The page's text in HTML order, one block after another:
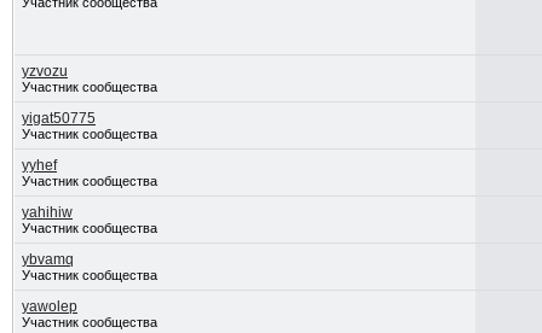
yzvozu
Участник сообщества
yigat50775
Участник сообщества
yyhef
Участник сообщества
yahihiw
Участник сообщества
ybvamq
Участник сообщества
yawolep
Участник сообщества